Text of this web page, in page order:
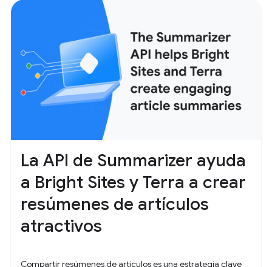
La API de Summarizer ayuda
a Bright Sites y Terra a crear
resúmenes de artículos
atractivos
Compartir resúmenes de artículos es una estrategia clave